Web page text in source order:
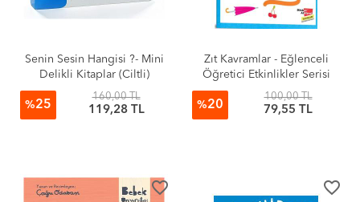
Senin Sesin Hangisi ?- Mini
Delikli Kitaplar (Ciltli)
%25
160,00 TL
119,28 TL
Zıt Kavramlar - Eğlenceli
Öğretici Etkinlikler Serisi
%20
100,00 TL
79,55 TL
favorite_border favorite_border